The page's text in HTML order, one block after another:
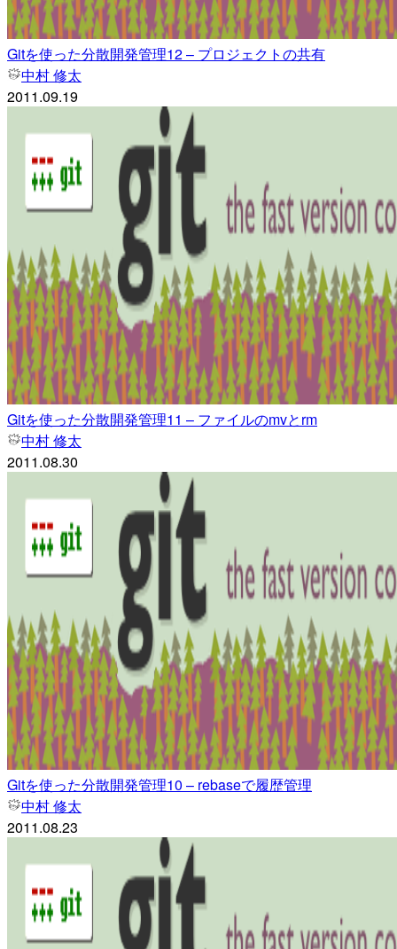
Gitを使った分散開発管理12 – プロジェクトの共有
中村 修太
2011.09.19
Gitを使った分散開発管理11 – ファイルのmvとrm
中村 修太
2011.08.30
Gitを使った分散開発管理10 – rebaseで履歴管理
中村 修太
2011.08.23